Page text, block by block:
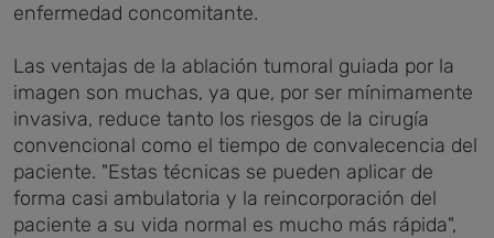
enfermedad concomitante.
Las ventajas de la ablación tumoral guiada por la
imagen son muchas, ya que, por ser mínimamente
invasiva, reduce tanto los riesgos de la cirugía
convencional como el tiempo de convalecencia del
paciente. "Estas técnicas se pueden aplicar de
forma casi ambulatoria y la reincorporación del
paciente a su vida normal es mucho más rápida",